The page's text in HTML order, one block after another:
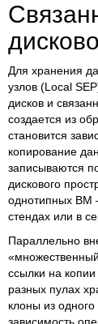
Для хранения
узлов (Local
дисков и
создается из
становится
копирование
записываются
дискового
однотипных ВМ
стендах или в
Параллельно
ссылки на
разных пулах
клоны из